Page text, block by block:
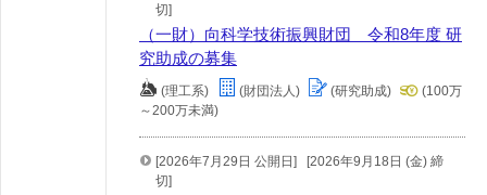
切]
（一財）向科学技術振興財団 令和8年度 研
究助成の募集
(理工系) (財団法人) (研究助成)
(100万
～200万未満)
[2026年7月29日 公開日]
[2026年9月18日 (金) 締
切]